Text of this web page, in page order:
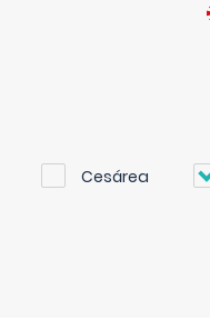
Cesárea